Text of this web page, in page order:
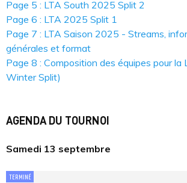
Page 5 : LTA South 2025 Split 2
Page 6 : LTA 2025 Split 1
Page 7 : LTA Saison 2025 - Streams,
générales et format
Page 8 : Composition des équipes pour la
Winter Split)
AGENDA DU TOURNOI
Samedi 13 septembre
TERMINÉ